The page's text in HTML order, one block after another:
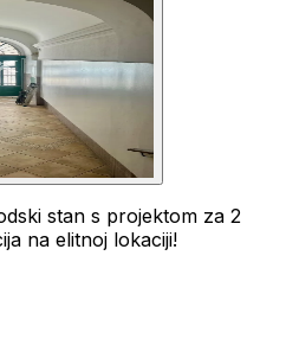
stan s projektom za 2
na elitnoj lokaciji!